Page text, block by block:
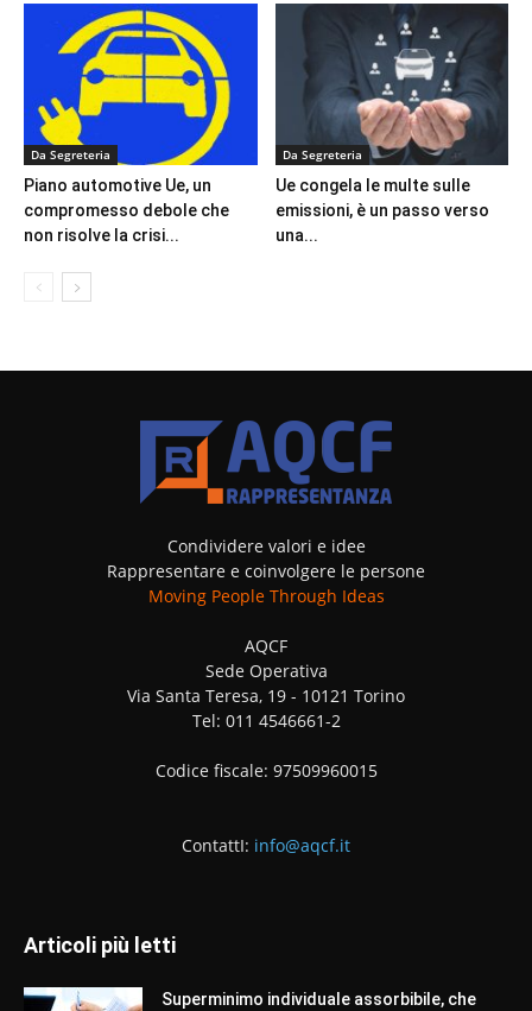
Da Segreteria
Piano automotive Ue, un
compromesso debole che
non risolve la crisi...
Da Segreteria
Ue congela le multe sulle
emissioni, è un passo verso
una...
Condividere valori e idee
Rappresentare e coinvolgere le persone
Moving People Through Ideas
AQCF
Sede Operativa
Via Santa Teresa, 19 - 10121 Torino
Tel: 011 4546661-2
Codice fiscale: 97509960015
ContattI: info@aqcf.it
Articoli più letti
Superminimo individuale assorbibile, che